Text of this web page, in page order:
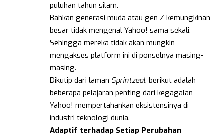
puluhan tahun silam.
Bahkan generasi muda atau gen Z kemungkinan
besar tidak mengenal Yahoo! sama sekali.
Sehingga mereka tidak akan mungkin
mengakses platform ini di ponselnya masing-
masing.
Dikutip dari laman Sprintzeal, berikut adalah
beberapa pelajaran penting dari kegagalan
Yahoo! mempertahankan eksistensinya di
industri teknologi dunia.
Adaptif terhadap Setiap Perubahan